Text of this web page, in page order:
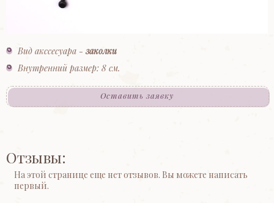
Вид акссесуара -заколки
Внутренний размер: 8 см.
Оставить заявку
Отзывы:
На этой странице еще нет отзывов. Вы можете написать
первый.